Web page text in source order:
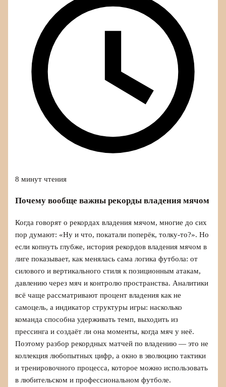
8 минут чтения
Почему вообще важны рекорды владения мячом
Когда говорят о рекордах владения мячом, многие до сих
пор думают: «Ну и что, покатали поперёк, толку-то?». Но
если копнуть глубже, история рекордов владения мячом в
лиге показывает, как менялась сама логика футбола: от
силового и вертикального стиля к позиционным атакам,
давлению через мяч и контролю пространства. Аналитики
всё чаще рассматривают процент владения как не
самоцель, а индикатор структуры игры: насколько
команда способна удерживать темп, выходить из
прессинга и создаёт ли она моменты, когда мяч у неё.
Поэтому разбор рекордных матчей по владению — это не
коллекция любопытных цифр, а окно в эволюцию тактики
и тренировочного процесса, которое можно использовать
в любительском и профессиональном футболе.